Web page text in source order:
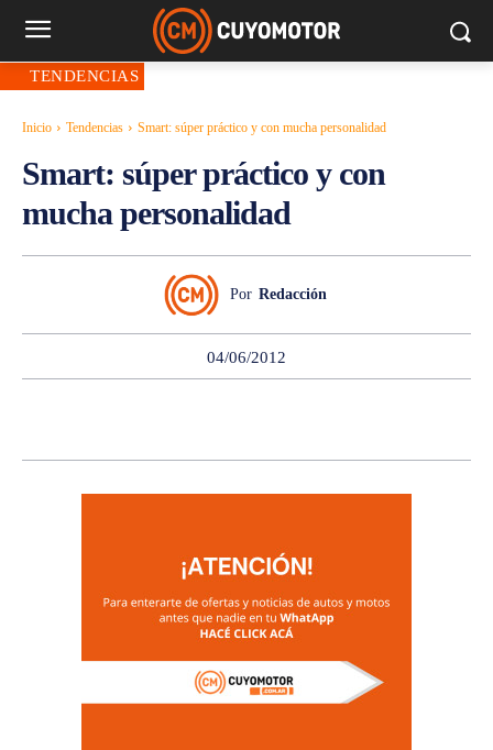
TENDENCIAS
Inicio Tendencias Smart: súper práctico y con mucha personalidad
Smart: súper práctico y con
mucha personalidad
Por Redacción
04/06/2012